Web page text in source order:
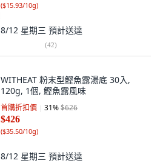
($15.93/10g)
8/12 星期三 預計送達
(42)
WITHEAT 粉末型鰹魚露湯底 30入,
120g, 1個, 鰹魚露風味
首購折扣價 31%$626
$426
($35.50/10g)
8/12 星期三 預計送達